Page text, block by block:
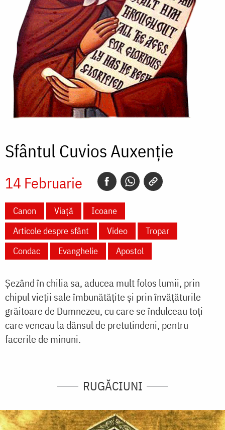
Sfântul Cuvios Auxenție
14 Februarie
Canon Viață
Icoane
Articole despre sfânt
Video
Tropar
Condac
Evanghelie Apostol
Șezând în chilia sa, aducea mult folos lumii, prin
chipul vieții sale îmbunătățite și prin învățăturile
grăitoare de Dumnezeu, cu care se îndulceau toți
care veneau la dânsul de pretutindeni, pentru
facerile de minuni.
RUGĂCIUNI